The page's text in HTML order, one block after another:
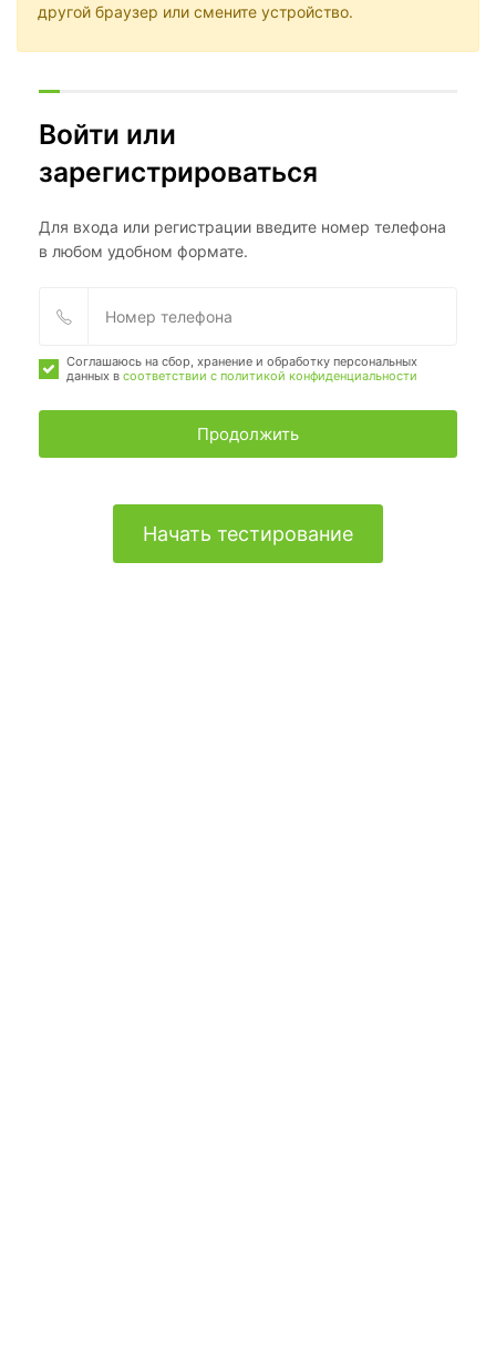
другой браузер или смените устройство.
Войти или
зарегистрироваться
Для входа или регистрации введите номер телефона
в любом удобном формате.
Соглашаюсь на сбор, хранение и обработку персональных
данных в соответствии с политикой конфиденциальности
Продолжить
Начать тестирование